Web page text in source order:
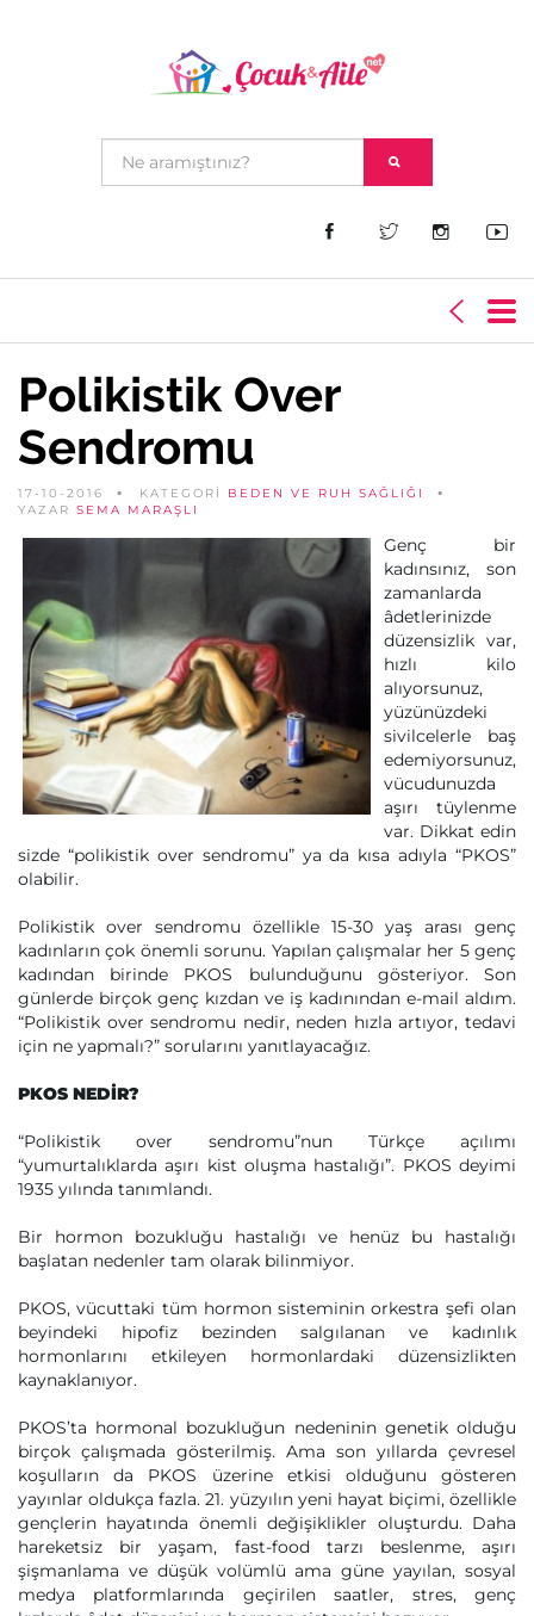
Polikistik Over
Sendromu
17-10-2016 KATEGORİ BEDEN VE RUH SAĞLIĞI
YAZAR SEMA MARAŞLI
Genç bir
kadınsınız, son
zamanlarda
âdetlerinizde
düzensizlik var,
hızlı kilo
alıyorsunuz,
yüzünüzdeki
sivilcelerle baş
edemiyorsunuz,
vücudunuzda
aşırı tüylenme
var. Dikkat edin
sizde “polikistik over sendromu” ya da kısa adıyla “PKOS”
olabilir.
Polikistik over sendromu özellikle 15-30 yaş arası genç
kadınların çok önemli sorunu. Yapılan çalışmalar her 5 genç
kadından birinde PKOS bulunduğunu gösteriyor. Son
günlerde birçok genç kızdan ve iş kadınından e-mail aldım.
“Polikistik over sendromu nedir, neden hızla artıyor, tedavi
için ne yapmalı?” sorularını yanıtlayacağız.
PKOS NEDİR?
“Polikistik over sendromu”nun Türkçe açılımı
“yumurtalıklarda aşırı kist oluşma hastalığı”. PKOS deyimi
1935 yılında tanımlandı.
Bir hormon bozukluğu hastalığı ve henüz bu hastalığı
başlatan nedenler tam olarak bilinmiyor.
PKOS, vücuttaki tüm hormon sisteminin orkestra şefi olan
beyindeki hipofiz bezinden salgılanan ve kadınlık
hormonlarını etkileyen hormonlardaki düzensizlikten
kaynaklanıyor.
PKOS’ta hormonal bozukluğun nedeninin genetik olduğu
birçok çalışmada gösterilmiş. Ama son yıllarda çevresel
koşulların da PKOS üzerine etkisi olduğunu gösteren
yayınlar oldukça fazla. 21. yüzyılın yeni hayat biçimi, özellikle
gençlerin hayatında önemli değişiklikler oluşturdu. Daha
hareketsiz bir yaşam, fast-food tarzı beslenme, aşırı
şişmanlama ve düşük volümlü ama güne yayılan, sosyal
medya platformlarında geçirilen saatler, stres, genç